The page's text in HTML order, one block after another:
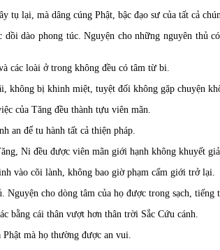
lại, mà dâng cúng Phật, bậc đạo sư của tất cả
dào phong túc. Nguyện cho những nguyên
các loài ở trong không đều có tâm từ bi.
không bị khinh miệt, tuyệt đối không gặp chuyện
của Tăng đều thành tựu viên mãn.
an để tu hành tất cả thiện pháp.
Ni đều được viên mãn giới hạnh không khuyết
vào cõi lành, không bao giờ phạm cấm giới trở lại.
cho dòng tâm của họ được trong sạch, tiếng
bằng cái thân vượt hơn thân trời Sắc Cứu cánh.
mà họ thường được an vui.